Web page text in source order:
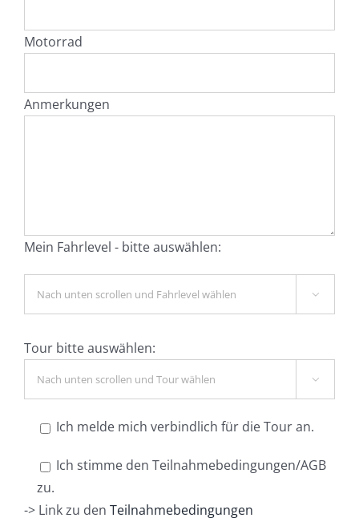
Motorrad
Anmerkungen
Mein Fahrlevel - bitte auswählen:

Tour bitte auswählen:

Ich melde mich verbindlich für die Tour an.
Ich stimme den Teilnahmebedingungen/AGB
zu.
-> Link zu den Teilnahmebedingungen